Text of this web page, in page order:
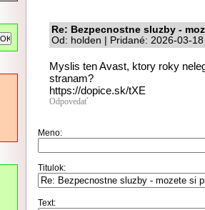
Re: Bezpecnostne sluzby -
Od: holden | Pridané: 2026-03-
Myslis ten Avast, ktory roky
stranam?
https://dopice.sk/tXE
Odpovedať
Meno:
Titulok:
Text: